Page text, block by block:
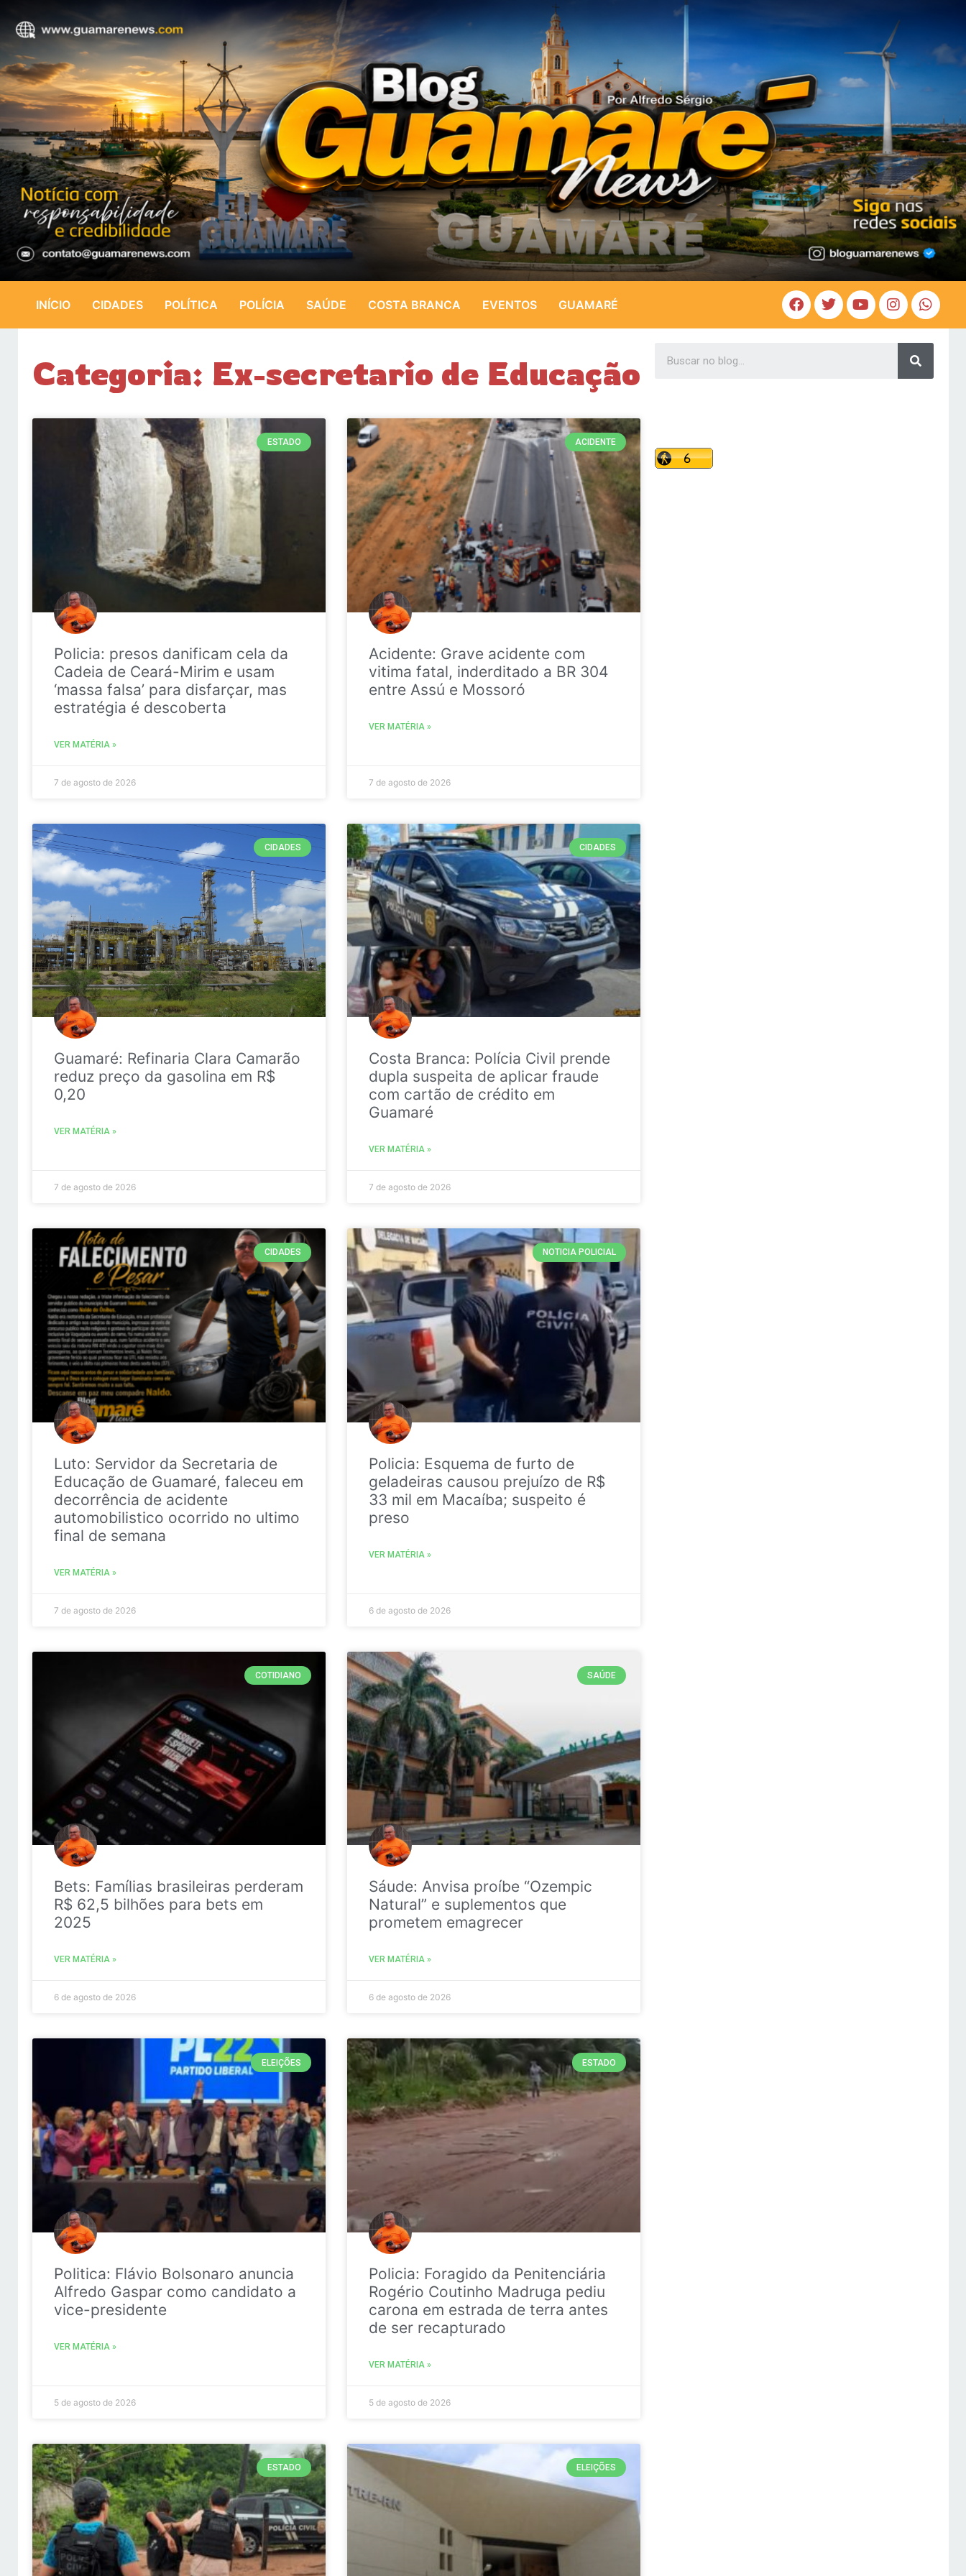
INÍCIO CIDADES POLÍTICA POLÍCIA SAÚDE COSTA BRANCA EVENTOS GUAMARÉ
Categoria: Ex-secretario de Educação
ESTADO
Policia: presos danificam cela da
Cadeia de Ceará-Mirim e usam
‘massa falsa’ para disfarçar, mas
estratégia é descoberta
VER MATÉRIA »
7 de agosto de 2026
ACIDENTE
Acidente: Grave acidente com
vitima fatal, inderditado a BR 304
entre Assú e Mossoró
VER MATÉRIA »
7 de agosto de 2026
CIDADES
Guamaré: Refinaria Clara Camarão
reduz preço da gasolina em R$
0,20
VER MATÉRIA »
7 de agosto de 2026
CIDADES
Costa Branca: Polícia Civil prende
dupla suspeita de aplicar fraude
com cartão de crédito em
Guamaré
VER MATÉRIA »
7 de agosto de 2026
CIDADES
Luto: Servidor da Secretaria de
Educação de Guamaré, faleceu em
decorrência de acidente
automobilistico ocorrido no ultimo
final de semana
VER MATÉRIA »
7 de agosto de 2026
NOTICIA POLICIAL
Policia: Esquema de furto de
geladeiras causou prejuízo de R$
33 mil em Macaíba; suspeito é
preso
VER MATÉRIA »
6 de agosto de 2026
COTIDIANO
Bets: Famílias brasileiras perderam
R$ 62,5 bilhões para bets em
2025
VER MATÉRIA »
6 de agosto de 2026
SAÚDE
Sáude: Anvisa proíbe “Ozempic
Natural” e suplementos que
prometem emagrecer
VER MATÉRIA »
6 de agosto de 2026
ELEIÇÕES
Politica: Flávio Bolsonaro anuncia
Alfredo Gaspar como candidato a
vice-presidente
VER MATÉRIA »
5 de agosto de 2026
ESTADO
Policia: Foragido da Penitenciária
Rogério Coutinho Madruga pediu
carona em estrada de terra antes
de ser recapturado
VER MATÉRIA »
5 de agosto de 2026
ESTADO ELEIÇÕES